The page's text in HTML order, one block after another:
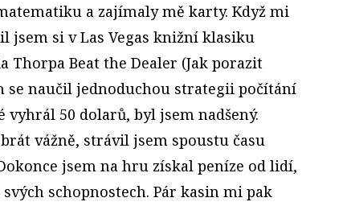
a zajímaly mě karty. Když mi
jsem si v Las Vegas knižní klasiku
Thorpa Beat the Dealer (Jak porazit
se naučil jednoduchou strategii počítání
vyhrál 50 dolarů, byl jsem nadšený.
vážně, strávil jsem spoustu času
jsem na hru získal peníze od lidí,
schopnostech. Pár kasin mi pak